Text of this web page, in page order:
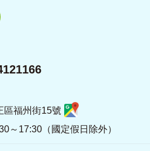
區福州街15號
～17:30（國定假日除外）